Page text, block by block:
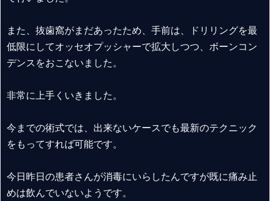
また、抜歯窩がまだあったため、手前は、ドリリングを最
低限にしてオッセオプッシャーで拡大しつつ、ボーンコン
デンスをおこないました。
非常に上手くいきました。
今までの術式では、出来ないケースでも最新のテクニック
をもってすれば可能です。
今日昨日の患者さんが消毒にいらしたんですが既に痛み止
めは飲んでいないようです。